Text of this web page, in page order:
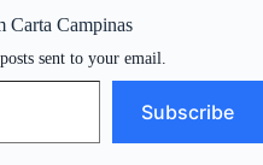
Carta Campinas
sent to your email.
Subscribe